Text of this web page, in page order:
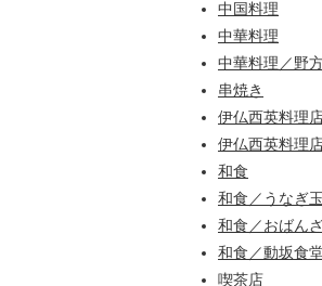
中国料理
中華料理
中華料理／野
串焼き
伊仏西英料理
伊仏西英料理
和食
和食／うなぎ
和食／おばん
和食／動坂食
喫茶店